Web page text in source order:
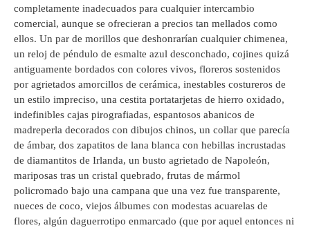
completamente inadecuados para cualquier intercambio
comercial, aunque se ofrecieran a precios tan mellados como
ellos. Un par de morillos que deshonrarían cualquier chimenea,
un reloj de péndulo de esmalte azul desconchado, cojines quizá
antiguamente bordados con colores vivos, floreros sostenidos
por agrietados amorcillos de cerámica, inestables costureros de
un estilo impreciso, una cestita portatarjetas de hierro oxidado,
indefinibles cajas pirografiadas, espantosos abanicos de
madreperla decorados con dibujos chinos, un collar que parecía
de ámbar, dos zapatitos de lana blanca con hebillas incrustadas
de diamantitos de Irlanda, un busto agrietado de Napoleón,
mariposas tras un cristal quebrado, frutas de mármol
policromado bajo una campana que una vez fue transparente,
nueces de coco, viejos álbumes con modestas acuarelas de
flores, algún daguerrotipo enmarcado (que por aquel entonces ni